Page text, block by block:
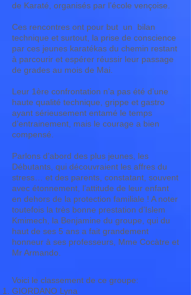
de Karaté, organisés par l’école vençoise.
Ces rencontres ont pour but un bilan
technique et surtout, la prise de conscience
par ces jeunes karatékas du chemin restant
à parcourir et espérer réussir leur passage
de grades au mois de Mai.
Leur 1ère confrontation n’a pas été d’une
haute qualité technique, grippe et gastro
ayant sérieusement entamé le temps
d’entrainement, mais le courage a bien
compensé.
Parlons d’abord des plus jeunes, les
Débutants, qui découvraient les affres du
stress… et des parents, constatant, souvent
avec étonnement, l’attitude de leur enfant
en dehors de la protection familiale ! A noter
toutefois la très bonne prestation d’Islem
Kmimech, la Benjamine du groupe, qui du
haut de ses 5 ans a fait grandement
honneur à ses professeurs, Mme Cocàtre et
Mr Armando.
Voici le classement de ce groupe:
GIORDANO Lyna